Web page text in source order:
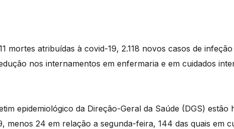
mortes atribuídas à covid-19, 2.118 novos casos de
nos internamentos em enfermaria e em cuidados
epidemiológico da Direção-Geral da Saúde (DGS) estão
menos 24 em relação a segunda-feira, 144 das quais em